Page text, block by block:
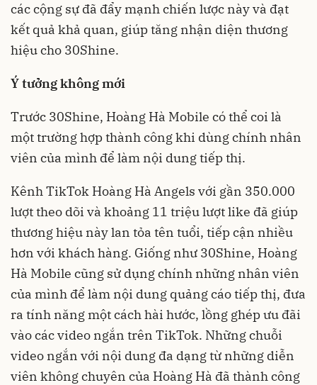
các cộng sự đã đẩy mạnh chiến lược này và đạt
kết quả khả quan, giúp tăng nhận diện thương
hiệu cho 30Shine.
Ý tưởng không mới
Trước 30Shine, Hoàng Hà Mobile có thể coi là
một trường hợp thành công khi dùng chính nhân
viên của mình để làm nội dung tiếp thị.
Kênh TikTok Hoàng Hà Angels với gần 350.000
lượt theo dõi và khoảng 11 triệu lượt like đã giúp
thương hiệu này lan tỏa tên tuổi, tiếp cận nhiều
hơn với khách hàng. Giống như 30Shine, Hoàng
Hà Mobile cũng sử dụng chính những nhân viên
của mình để làm nội dung quảng cáo tiếp thị, đưa
ra tính năng một cách hài hước, lồng ghép ưu đãi
vào các video ngắn trên TikTok. Những chuỗi
video ngắn với nội dung đa dạng từ những diễn
viên không chuyên của Hoàng Hà đã thành công